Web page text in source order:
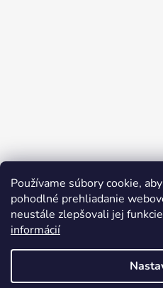
Používame súbory cookie,
pohodlné prehliadanie
neustále zlepšovali jej
informácií